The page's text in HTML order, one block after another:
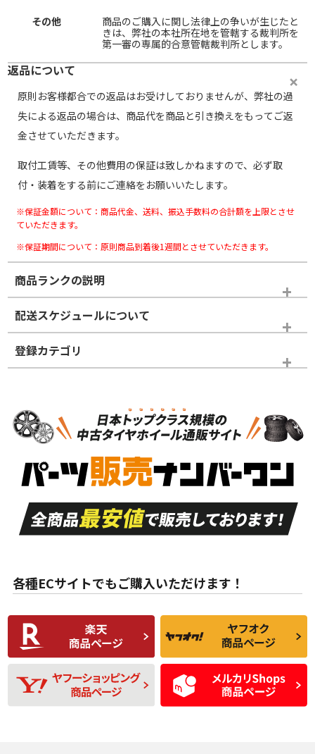
その他
商品のご購入に関し法律上の争いが生じたと
きは、弊社の本社所在地を管轄する裁判所を
第一審の専属的合意管轄裁判所とします。
返品について
原則お客様都合での返品はお受けしておりませんが、弊社の過
失による返品の場合は、商品代を商品と引き換えをもってご返
金させていただきます。
取付工賃等、その他費用の保証は致しかねますので、必ず取
付・装着をする前にご連絡をお願いいたします。
※保証金額について：商品代金、送料、振込手数料の合計額を上限とさせ
ていただきます。
※保証期間について：原則商品到着後1週間とさせていただきます。
商品ランクの説明
※商品ランクは出品者の主観により判断しておりますので、あら
かじめご了承ください。
ホイールランク
S
品）
S
新車外し品（新古
付き
A
走行距離も少なく、
目立つ傷もほとんど
ない中古品
A
走行距離も少なく、
非常に状態の良い中
古品
な中古品
んどない中古品
C
比較的きれいな中古
品
C
られるが、使用に問
題のない中古品
D
使用感や目立つ傷が
あり、一般的な中古
品
D
残り溝も少なく、偏
磨耗がみられ、短期
間使用できるくらい
の中古品
配送スケジュールについて
登録カテゴリ
タイヤホイールセット
各種ECサイトでもご購入いただけます！